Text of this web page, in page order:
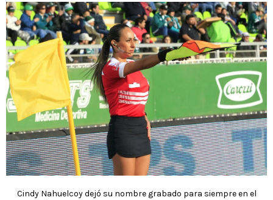
Cindy Nahuelcoy dejó su nombre grabado para siempre en el